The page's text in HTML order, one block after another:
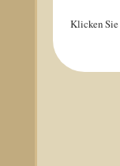
Klicken Sie